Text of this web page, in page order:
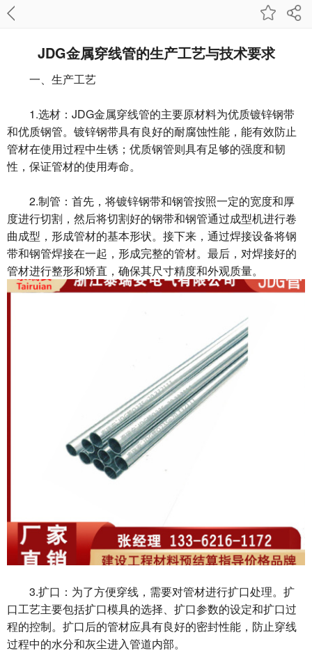
JDG金属穿线管的生产工艺与技术要求
一、生产工艺
1.选材：JDG金属穿线管的主要原材料为优质镀锌钢带
和优质钢管。镀锌钢带具有良好的耐腐蚀性能，能有效防止
管材在使用过程中生锈；优质钢管则具有足够的强度和韧
性，保证管材的使用寿命。
2.制管：首先，将镀锌钢带和钢管按照一定的宽度和厚
度进行切割，然后将切割好的钢带和钢管通过成型机进行卷
曲成型，形成管材的基本形状。接下来，通过焊接设备将钢
带和钢管焊接在一起，形成完整的管材。最后，对焊接好的
管材进行整形和矫直，确保其尺寸精度和外观质量。
3.扩口：为了方便穿线，需要对管材进行扩口处理。扩
口工艺主要包括扩口模具的选择、扩口参数的设定和扩口过
程的控制。扩口后的管材应具有良好的密封性能，防止穿线
过程中的水分和灰尘进入管道内部。